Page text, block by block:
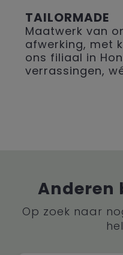
TAILORMADE
Maatwerk van
afwerking, met
ons filiaal in
verrassingen,
Anderen
Op zoek naar